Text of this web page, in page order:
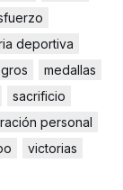
deportiva
medallas
sacrificio
personal
victorias